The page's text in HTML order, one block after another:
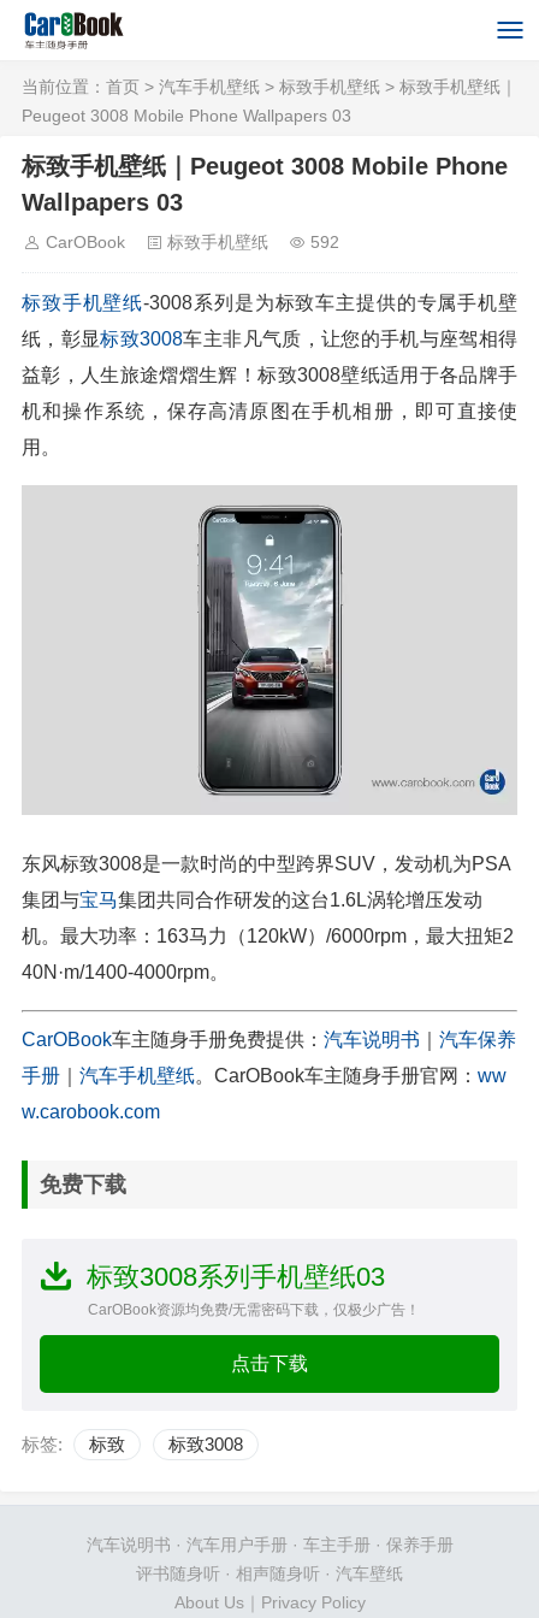
当前位置： 首页 > 汽车手机壁纸 > 标致手机壁纸 > 标致手机壁纸｜
Peugeot 3008 Mobile Phone Wallpapers 03
标致手机壁纸｜Peugeot 3008 Mobile Phone
Wallpapers 03
CarOBook 标致手机壁纸 592
标致手机壁纸-3008系列是为标致车主提供的专属手机壁
纸，彰显标致3008车主非凡气质，让您的手机与座驾相得
益彰，人生旅途熠熠生辉！标致3008壁纸适用于各品牌手
机和操作系统，保存高清原图在手机相册，即可直接使
用。
东风标致3008是一款时尚的中型跨界SUV，发动机为PSA
集团与宝马集团共同合作研发的这台1.6L涡轮增压发动
机。最大功率：163马力（120kW）/6000rpm，最大扭矩2
40N·m/1400-4000rpm。
CarOBook车主随身手册免费提供： 汽车说明书
汽车保养
手册
汽车手机壁纸。CarOBook车主随身手册官网： ww
w.carobook.com
免费下载
标致3008系列手机壁纸03
CarOBook资源均免费/无需密码下载，仅极少广告！
点击下载
标签: 标致 标致3008
汽车说明书 · 汽车用户手册· 车主手册· 保养手册
评书随身听 · 相声随身听 · 汽车壁纸
About Us｜ Privacy Policy